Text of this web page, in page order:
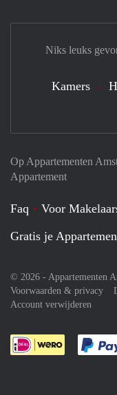
Op Appartementen
Appartement
Faq Voor
Gratis je
© 2026 - Appartementen
Voorwaarden & privacy
Account verwijderen
Niks leuks
Kamers